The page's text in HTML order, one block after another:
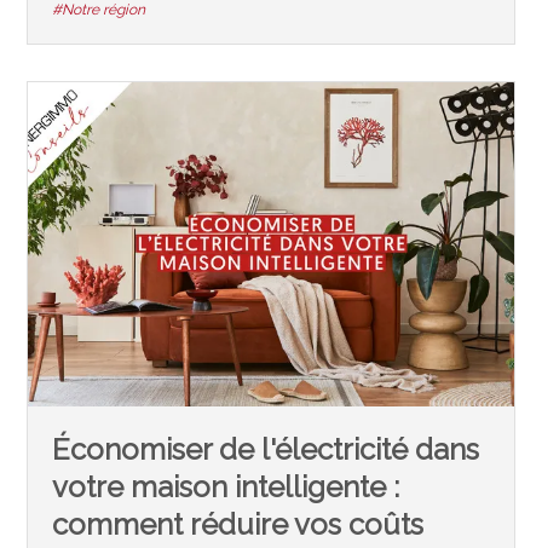
#Notre région
Économiser de l'électricité dans
votre maison intelligente :
comment réduire vos coûts